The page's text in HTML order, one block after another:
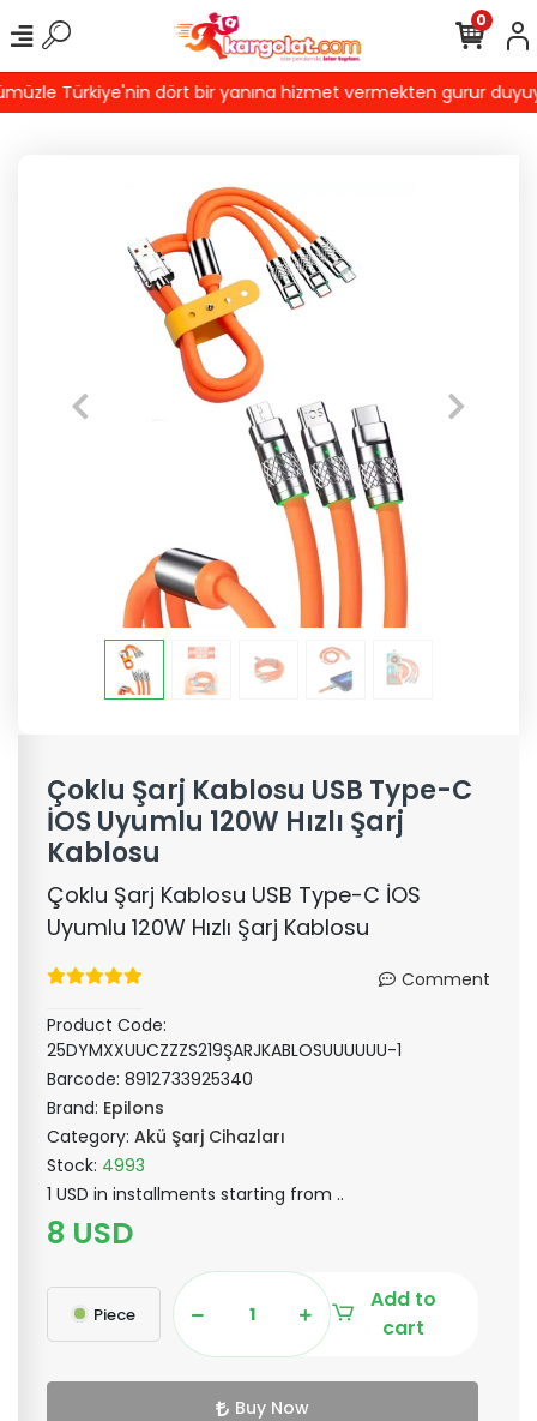
Türkiye'nin dört bir yanına hizmet vermekten gurur
0
Çoklu Şarj Kablosu USB Type-C
İOS Uyumlu 120W Hızlı Şarj
Kablosu
Çoklu Şarj Kablosu USB Type-C İOS
Uyumlu 120W Hızlı Şarj Kablosu
Comment
Product Code:
25DYMXXUUCZZZS219ŞARJKABLOSUUUUUU-1
Barcode: 8912733925340
Brand: Epilons
Category: Akü Şarj Cihazları
Stock: 4993
1 USD in installments starting from ..
8 USD
Piece
Add to
cart
Buy Now